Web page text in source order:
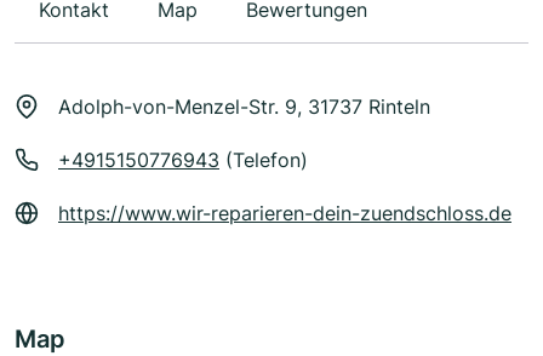
Kontakt Map Bewertungen
Adolph-von-Menzel-Str. 9, 31737 Rinteln
+4915150776943 (Telefon)
https://www.wir-reparieren-dein-zuendschloss.de
Map